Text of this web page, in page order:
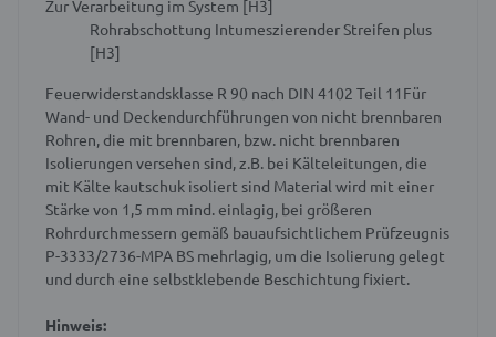
Zur Verarbeitung im System [H3]
Rohrabschottung Intumeszierender Streifen plus
[H3]
Feuerwiderstandsklasse R 90 nach DIN 4102 Teil 11Für
Wand- und Deckendurchführungen von nicht brennbaren
Rohren, die mit brennbaren, bzw. nicht brennbaren
Isolierungen versehen sind, z.B. bei Kälteleitungen, die
mit Kälte kautschuk isoliert sind Material wird mit einer
Stärke von 1,5 mm mind. einlagig, bei größeren
Rohrdurchmessern gemäß bauaufsichtlichem Prüfzeugnis
P-3333/2736-MPA BS mehrlagig, um die Isolierung gelegt
und durch eine selbstklebende Beschichtung fixiert.
Hinweis: